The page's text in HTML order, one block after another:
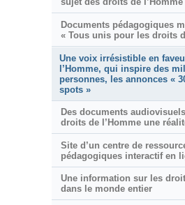
Documents pédagogiques
« Tous unis pour les droits
Une voix irrésistible en
l’Homme, qui inspire des
personnes, les annonces «
spots »
Des documents
droits de l’Homme une
Site d’un centre de
pédagogiques interactif en
Une information sur les
dans le monde entier